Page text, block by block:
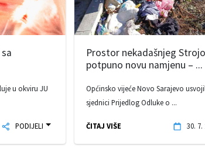
u okviru JU
PODIJELI
Prostor nekadašnjeg
potpuno novu namjenu – ...
Općinsko vijeće Novo Sarajevo
sjednici Prijedlog Odluke o ...
ČITAJ VIŠE 30. 7.